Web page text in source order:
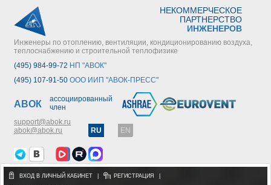
НЕКОММЕРЧЕСКОЕ
ПАРТНЕРСТВО
ИНЖЕНЕРОВ
Инженеры по отоплению, вентиляции, кондиционированию воздуха,
теплоснабжению и строительной теплофизике
(495) 984-99-72 НП "АВОК"
(495) 107-91-50 ООО ИИП "АВОК-ПРЕСС"
АВОК
ассоциированный
член
support@abok.ru
abok@abok.ru
RU EN
ВХОД В ЛИЧНЫЙ КАБИНЕТ РЕГИСТРАЦИЯ